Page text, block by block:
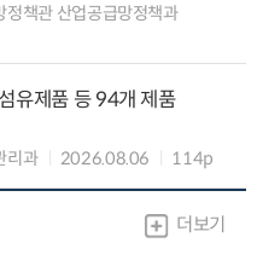
정책관 산업공급망정책과
유제품 등 94개 제품
리과 2026.08.06 114p
더보기